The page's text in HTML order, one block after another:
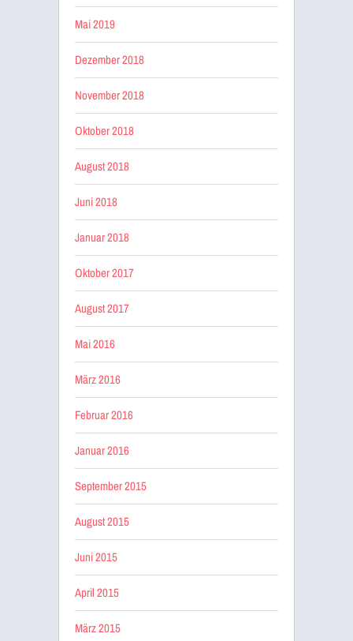
Mai 2019
Dezember 2018
November 2018
Oktober 2018
August 2018
Juni 2018
Januar 2018
Oktober 2017
August 2017
Mai 2016
März 2016
Februar 2016
Januar 2016
September 2015
August 2015
Juni 2015
April 2015
März 2015